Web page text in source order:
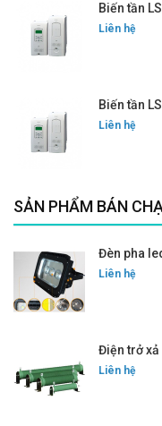
Biến tần
Liên hệ
Biến tần
Liên hệ
SẢN PHẨM BÁN
Đèn pha
Liên hệ
Điện trở xả
Liên hệ